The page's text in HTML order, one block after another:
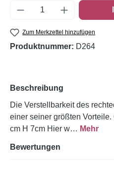
Produkt Anzahl:
Zum Merkzettel hinzufügen
Produktnummer: D264
Beschreibung
Die Verstellbarkeit des
einer seiner größten
cm H 7cm Hier w… Mehr
Bewertungen